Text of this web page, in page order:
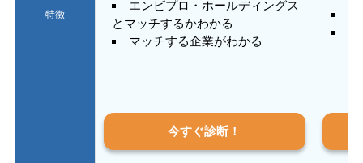
特徴
エンビプロ・ホールディングス
とマッチするかわかる
マッチする企業がわかる
質
今すぐ診断！